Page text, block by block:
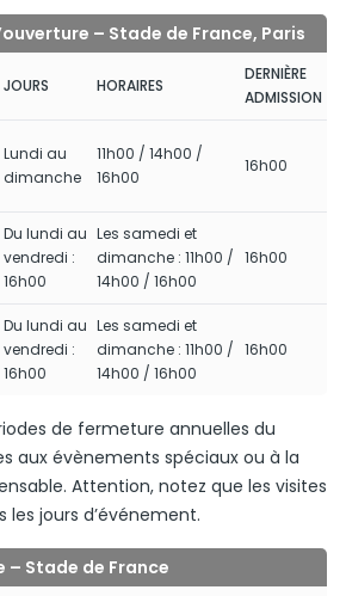
– Stade de France, Paris
JOURS HORAIRES
DERNIÈRE
ADMISSION
Lundi au
dimanche
11h00 / 14h00 /
16h00
16h00
Du lundi au
vendredi :
16h00
Les samedi et
dimanche : 11h00 /
14h00 / 16h00
16h00
Du lundi au
vendredi :
16h00
Les samedi et
dimanche : 11h00 /
14h00 / 16h00
16h00
de fermeture annuelles du
aux évènements spéciaux ou à la
Attention, notez que les visites
les jours d’événement.
– Stade de France